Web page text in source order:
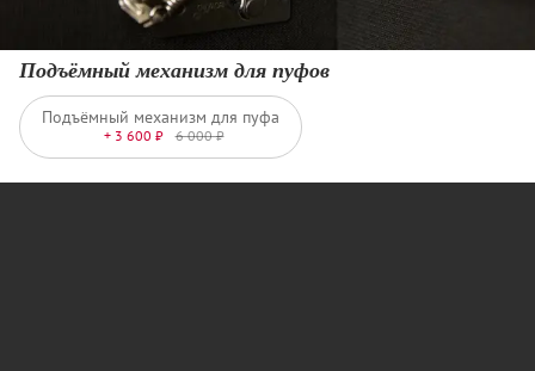
Подъёмный механизм для пуфов
Подъёмный механизм для пуфа
+ 3 600 ₽ 6 000 ₽